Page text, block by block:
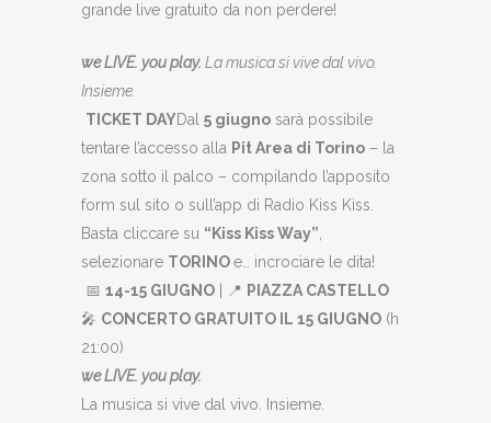
grande live gratuito da non perdere!
we LIVE. you play. La musica si vive dal vivo.
Insieme.
TICKET DAYDal 5 giugno sarà possibile
tentare l’accesso alla Pit Area di Torino – la
zona sotto il palco – compilando l’apposito
form sul sito o sull’app di Radio Kiss Kiss.
Basta cliccare su “Kiss Kiss Way”
selezionare TORINOe… incrociare le dita!
📅 14-15 GIUGNO | 📍 PIAZZA CASTELLO
🎤 CONCERTO GRATUITO IL 15 GIUGNO (h
21:00)
we LIVE. you play.
La musica si vive dal vivo. Insieme.